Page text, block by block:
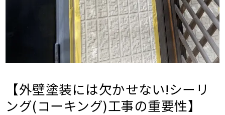
【外壁塗装には欠かせない!シーリ
ング(コーキング)工事の重要性】